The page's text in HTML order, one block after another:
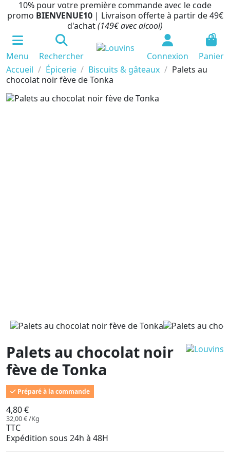
10% pour votre première commande avec le code
promo BIENVENUE10 | Livraison offerte à partir de 49€
d'achat(149€ avec alcool)
Menu Rechercher Connexion
0
Panier
Accueil
Épicerie Biscuits & gâteaux
Palets au
chocolat noir fève de Tonka
Palets au chocolat noir
fève de Tonka
Préparé à la commande
4,80 €
32,00 € /Kg
TTC
Expédition sous 24h à 48H